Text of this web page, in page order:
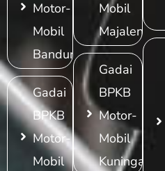
Motor-
Mobil
Bandung
Gadai
BPKB
Motor-
Mobil
Mobil
Majalengka
Gadai
BPKB
Motor-
Mobil
Kuningan